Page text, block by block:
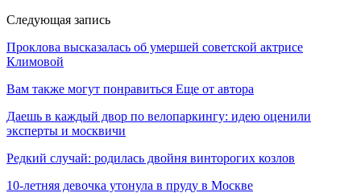
Следующая запись
Проклова высказалась об умершей советской актрисе
Климовой
Вам также могут понравиться Еще от автора
Даешь в каждый двор по велопаркингу: идею оценили
эксперты и москвичи
Редкий случай: родилась двойня винторогих козлов
10-летняя девочка утонула в пруду в Москве